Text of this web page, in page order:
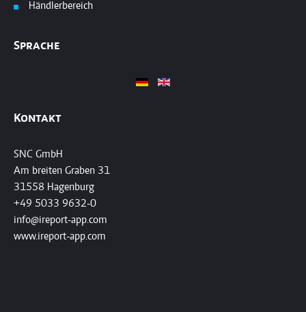
Händlerbereich
Sprache
Kontakt
SNC GmbH
Am breiten Graben 31
31558 Hagenburg
+49 5033 9632-0
info@ireport-app.com
www.ireport-app.com